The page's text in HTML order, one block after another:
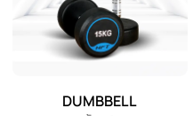
สินค้าที่เกี่ยวข้อง
สินค้าที่ใกล้เคียงและใช้คู่กันได้ดี